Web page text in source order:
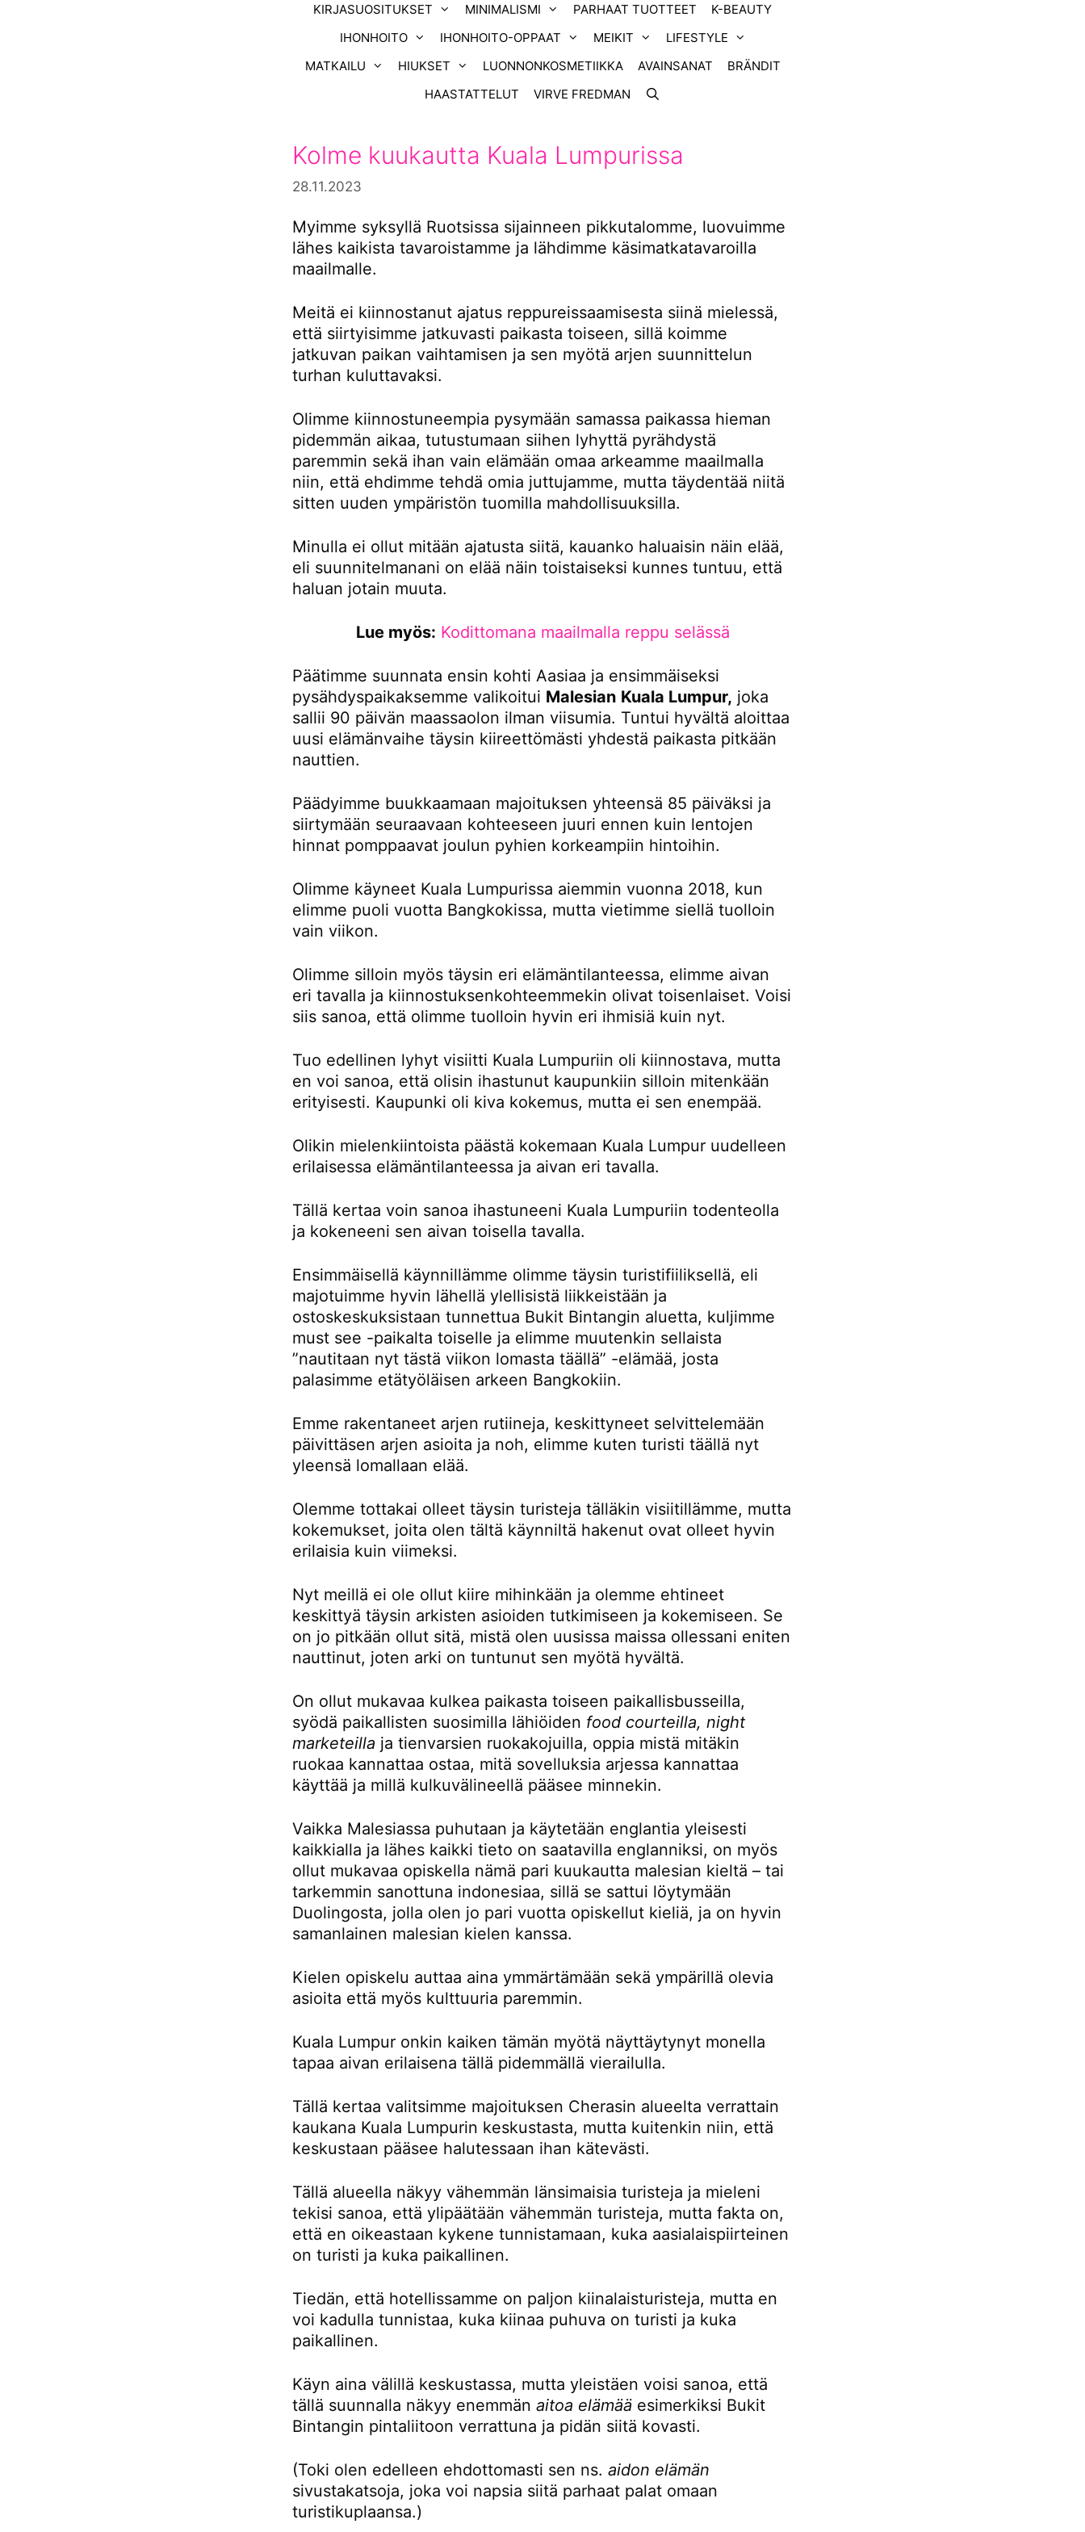
KIRJASUOSITUKSET MINIMALISMI PARHAAT TUOTTEET
K-BEAUTY
IHONHOITO
IHONHOITO-OPPAAT MEIKIT
LIFESTYLE
MATKAILU
HIUKSET LUONNONKOSMETIIKKA AVAINSANAT
BRÄNDIT
HAASTATTELUT
VIRVE FREDMAN
Kolme kuukautta Kuala Lumpurissa
28.11.2023
Myimme syksyllä Ruotsissa sijainneen pikkutalomme, luovuimme
lähes kaikista tavaroistamme ja lähdimme käsimatkatavaroilla
maailmalle.
Meitä ei kiinnostanut ajatus reppureissaamisesta siinä mielessä,
että siirtyisimme jatkuvasti paikasta toiseen, sillä koimme
jatkuvan paikan vaihtamisen ja sen myötä arjen suunnittelun
turhan kuluttavaksi.
Olimme kiinnostuneempia pysymään samassa paikassa hieman
pidemmän aikaa, tutustumaan siihen lyhyttä pyrähdystä
paremmin sekä ihan vain elämään omaa arkeamme maailmalla
niin, että ehdimme tehdä omia juttujamme, mutta täydentää niitä
sitten uuden ympäristön tuomilla mahdollisuuksilla.
Minulla ei ollut mitään ajatusta siitä, kauanko haluaisin näin elää,
eli suunnitelmanani on elää näin toistaiseksi kunnes tuntuu, että
haluan jotain muuta.
Lue myös: Kodittomana maailmalla reppu selässä
Päätimme suunnata ensin kohti Aasiaa ja ensimmäiseksi
pysähdyspaikaksemme valikoitui Malesian Kuala Lumpur, joka
sallii 90 päivän maassaolon ilman viisumia. Tuntui hyvältä aloittaa
uusi elämänvaihe täysin kiireettömästi yhdestä paikasta pitkään
nauttien.
Päädyimme buukkaamaan majoituksen yhteensä 85 päiväksi ja
siirtymään seuraavaan kohteeseen juuri ennen kuin lentojen
hinnat pomppaavat joulun pyhien korkeampiin hintoihin.
Olimme käyneet Kuala Lumpurissa aiemmin vuonna 2018, kun
elimme puoli vuotta Bangkokissa, mutta vietimme siellä tuolloin
vain viikon.
Olimme silloin myös täysin eri elämäntilanteessa, elimme aivan
eri tavalla ja kiinnostuksenkohteemmekin olivat toisenlaiset. Voisi
siis sanoa, että olimme tuolloin hyvin eri ihmisiä kuin nyt.
Tuo edellinen lyhyt visiitti Kuala Lumpuriin oli kiinnostava, mutta
en voi sanoa, että olisin ihastunut kaupunkiin silloin mitenkään
erityisesti. Kaupunki oli kiva kokemus, mutta ei sen enempää.
Olikin mielenkiintoista päästä kokemaan Kuala Lumpur uudelleen
erilaisessa elämäntilanteessa ja aivan eri tavalla.
Tällä kertaa voin sanoa ihastuneeni Kuala Lumpuriin todenteolla
ja kokeneeni sen aivan toisella tavalla.
Ensimmäisellä käynnillämme olimme täysin turistifiiliksellä, eli
majotuimme hyvin lähellä ylellisistä liikkeistään ja
ostoskeskuksistaan tunnettua Bukit Bintangin aluetta, kuljimme
must see -paikalta toiselle ja elimme muutenkin sellaista
”nautitaan nyt tästä viikon lomasta täällä” -elämää, josta
palasimme etätyöläisen arkeen Bangkokiin.
Emme rakentaneet arjen rutiineja, keskittyneet selvittelemään
päivittäsen arjen asioita ja noh, elimme kuten turisti täällä nyt
yleensä lomallaan elää.
Olemme tottakai olleet täysin turisteja tälläkin visiitillämme, mutta
kokemukset, joita olen tältä käynniltä hakenut ovat olleet hyvin
erilaisia kuin viimeksi.
Nyt meillä ei ole ollut kiire mihinkään ja olemme ehtineet
keskittyä täysin arkisten asioiden tutkimiseen ja kokemiseen. Se
on jo pitkään ollut sitä, mistä olen uusissa maissa ollessani eniten
nauttinut, joten arki on tuntunut sen myötä hyvältä.
On ollut mukavaa kulkea paikasta toiseen paikallisbusseilla,
syödä paikallisten suosimilla lähiöiden food courteilla, night
marketeilla ja tienvarsien ruokakojuilla, oppia mistä mitäkin
ruokaa kannattaa ostaa, mitä sovelluksia arjessa kannattaa
käyttää ja millä kulkuvälineellä pääsee minnekin.
Vaikka Malesiassa puhutaan ja käytetään englantia yleisesti
kaikkialla ja lähes kaikki tieto on saatavilla englanniksi, on myös
ollut mukavaa opiskella nämä pari kuukautta malesian kieltä – tai
tarkemmin sanottuna indonesiaa, sillä se sattui löytymään
Duolingosta, jolla olen jo pari vuotta opiskellut kieliä, ja on hyvin
samanlainen malesian kielen kanssa.
Kielen opiskelu auttaa aina ymmärtämään sekä ympärillä olevia
asioita että myös kulttuuria paremmin.
Kuala Lumpur onkin kaiken tämän myötä näyttäytynyt monella
tapaa aivan erilaisena tällä pidemmällä vierailulla.
Tällä kertaa valitsimme majoituksen Cherasin alueelta verrattain
kaukana Kuala Lumpurin keskustasta, mutta kuitenkin niin, että
keskustaan pääsee halutessaan ihan kätevästi.
Tällä alueella näkyy vähemmän länsimaisia turisteja ja mieleni
tekisi sanoa, että ylipäätään vähemmän turisteja, mutta fakta on,
että en oikeastaan kykene tunnistamaan, kuka aasialaispiirteinen
on turisti ja kuka paikallinen.
Tiedän, että hotellissamme on paljon kiinalaisturisteja, mutta en
voi kadulla tunnistaa, kuka kiinaa puhuva on turisti ja kuka
paikallinen.
Käyn aina välillä keskustassa, mutta yleistäen voisi sanoa, että
tällä suunnalla näkyy enemmän aitoa elämää esimerkiksi Bukit
Bintangin pintaliitoon verrattuna ja pidän siitä kovasti.
(Toki olen edelleen ehdottomasti sen ns. aidon elämän
sivustakatsoja, joka voi napsia siitä parhaat palat omaan
turistikuplaansa.)